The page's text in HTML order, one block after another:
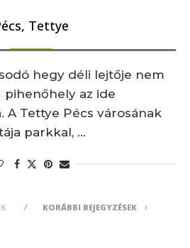
Tettye
hegy déli lejtője nem
pihenőhely az ide
A Tettye Pécs városának
parkkal, …
KORÁBBI BEJEGYZÉSEK